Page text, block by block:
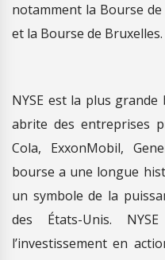
notamment la Bourse de
et la Bourse de Bruxelles.
NYSE est la plus
abrite des entreprises
Cola, ExxonMobil,
bourse a une longue
un symbole de la
des États-Unis.
l’investissement en